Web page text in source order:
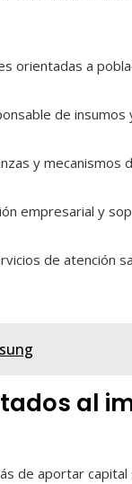
orientadas a
de insumos
y mecanismos
empresarial y
de atención
al
de aportar capital